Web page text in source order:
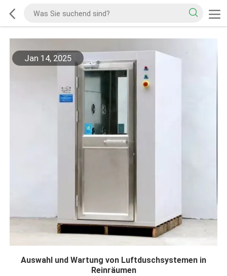
Jan 14, 2025
Auswahl und Wartung von Luftduschsystemen in
Reinräumen